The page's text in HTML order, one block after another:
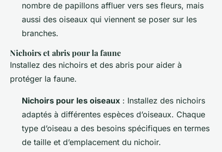
nombre de papillons affluer vers ses fleurs, mais
aussi des oiseaux qui viennent se poser sur les
branches.
Nichoirs et abris pour la faune
Installez des nichoirs et des abris pour aider à
protéger la faune.
Nichoirs pour les oiseaux : Installez des nichoirs
adaptés à différentes espèces d’oiseaux. Chaque
type d’oiseau a des besoins spécifiques en termes
de taille et d’emplacement du nichoir.